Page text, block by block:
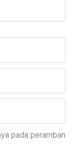
pada peramban